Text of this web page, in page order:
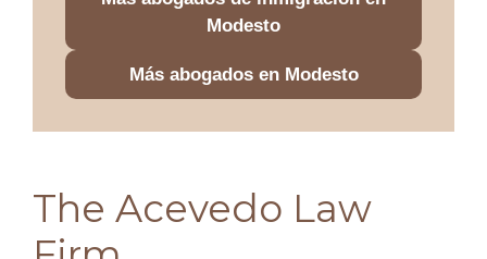
Modesto
Más abogados en Modesto
The Acevedo Law